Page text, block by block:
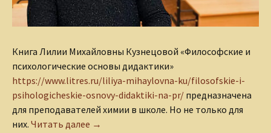
Книга Лилии Михайловны Кузнецовой «Философские и
психологические основы дидактики»
https://www.litres.ru/liliya-mihaylovna-ku/filosofskie-i-
psihologicheskie-osnovy-didaktiki-na-pr/ предназначена
для преподавателей химии в школе. Но не только для
них. Читать далее О тайнах дидактики (Интервью с
→